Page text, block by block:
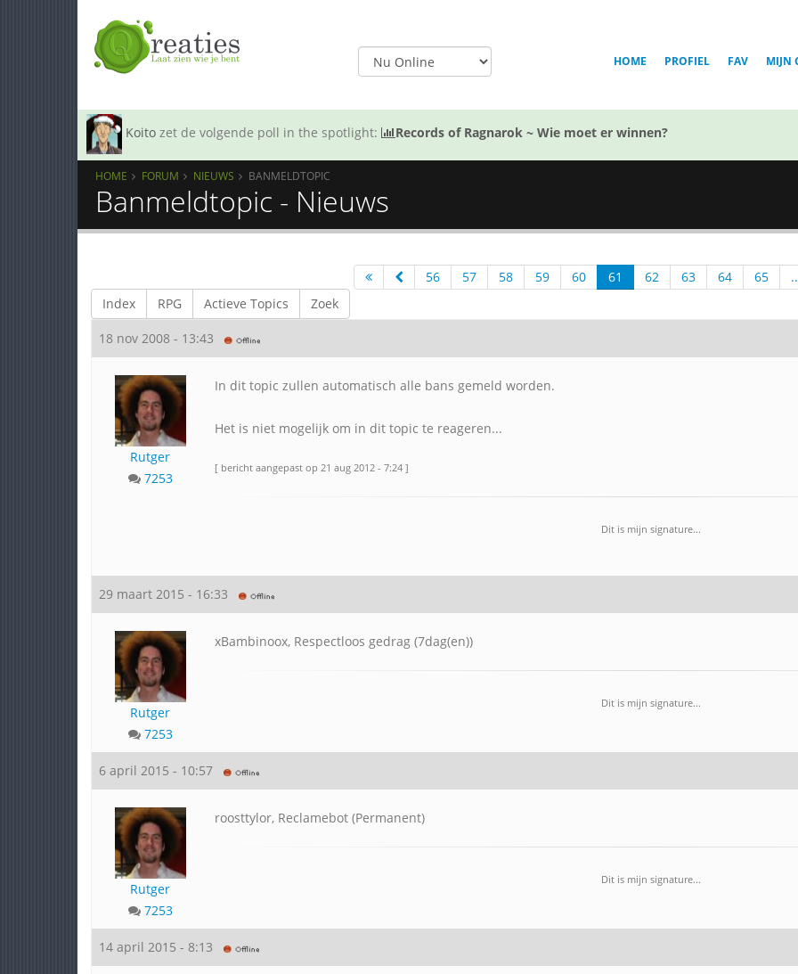
HOME PROFIEL FAV MIJN
Koito zet de volgende poll in the spotlight: Records of Ragnarok ~ Wie moet er winnen?
HOME FORUM NIEUWS BANMELDTOPIC
Banmeldtopic - Nieuws
Index RPG Actieve Topics Zoek
56 57 58 59 60 61 62 63 64 65
18 nov 2008 - 13:43
Rutger
7253
In dit topic zullen automatisch alle bans gemeld worden.
Het is niet mogelijk om in dit topic te reageren...
[ bericht aangepast op 21 aug 2012 - 7:24 ]
Dit is mijn signature...
29 maart 2015 - 16:33
Rutger
7253
xBambinoox, Respectloos gedrag (7dag(en))
Dit is mijn signature...
6 april 2015 - 10:57
Rutger
7253
roosttylor, Reclamebot (Permanent)
Dit is mijn signature...
14 april 2015 - 8:13